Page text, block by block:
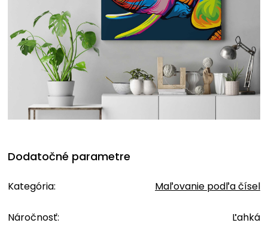
Dodatočné parametre
Kategória: Maľovanie podľa čísel
Náročnosť: Ľahká